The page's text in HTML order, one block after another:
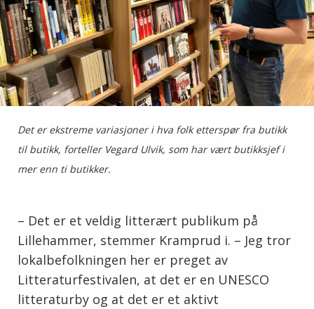
Det er ekstreme variasjoner i hva folk etterspør fra butikk
til butikk, forteller Vegard Ulvik, som har vært butikksjef i
mer enn ti butikker.
– Det er et veldig litterært publikum på
Lillehammer, stemmer Kramprud i. – Jeg tror
lokalbefolkningen her er preget av
Litteraturfestivalen, at det er en UNESCO
litteraturby og at det er et aktivt